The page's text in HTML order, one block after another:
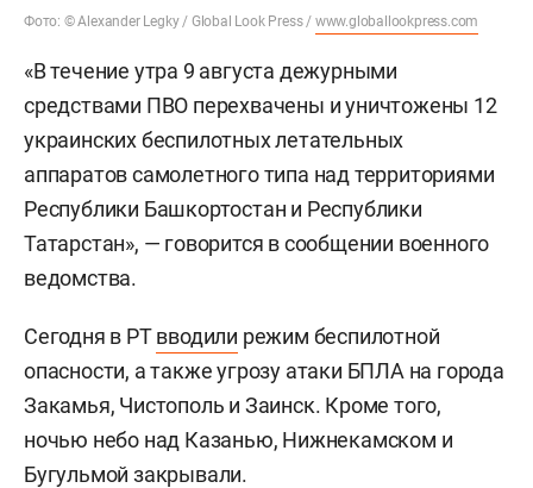
Фото: © Alexander Legky / Global Look Press / www.globallookpress.com
«В течение утра 9 августа дежурными
средствами ПВО перехвачены и уничтожены 12
украинских беспилотных летательных
аппаратов самолетного типа над территориями
Республики Башкортостан и Республики
Татарстан», — говорится в сообщении военного
ведомства.
Сегодня в РТвводили режим беспилотной
опасности, а также угрозу атаки БПЛА на города
Закамья, Чистополь и Заинск. Кроме того,
ночью небо над Казанью, Нижнекамском и
Бугульмой закрывали.